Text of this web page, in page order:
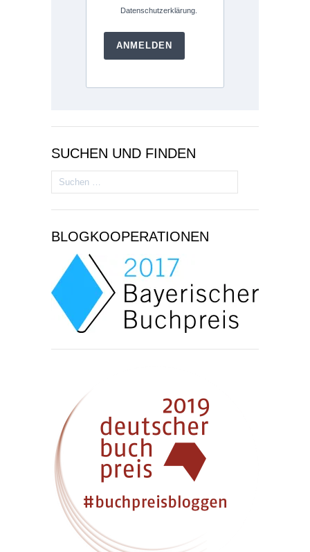
Datenschutzerklärung.
ANMELDEN
SUCHEN UND FINDEN
Suchen
nach:
BLOGKOOPERATIONEN